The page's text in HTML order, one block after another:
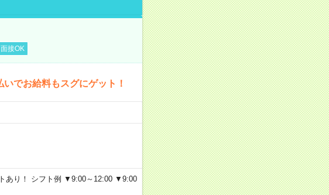
接OK
でお給料もスグにゲット！
あり！ シフト例 ▼9:00～12:00 ▼9:00